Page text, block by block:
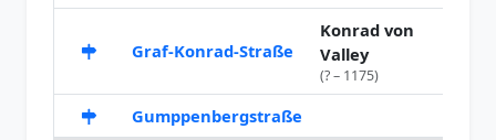
Graf-Konrad-Straße
Konrad von
Valley
(? – 1175)
Gumppenbergstraße